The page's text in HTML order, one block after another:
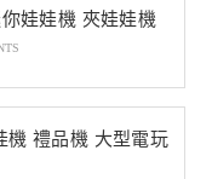
娃娃機 夾娃娃機
機 禮品機 大型電玩